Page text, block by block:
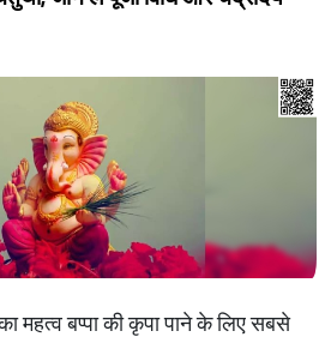
महत्व बप्पा की कृपा पाने के लिए सबसे